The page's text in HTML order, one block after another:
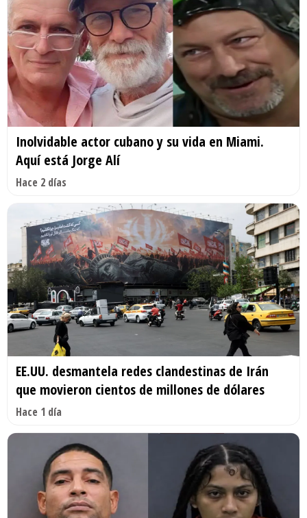
Inolvidable actor cubano y su vida en Miami.
Aquí está Jorge Alí
Hace 2 días
EE.UU. desmantela redes clandestinas de Irán
que movieron cientos de millones de dólares
Hace 1 día